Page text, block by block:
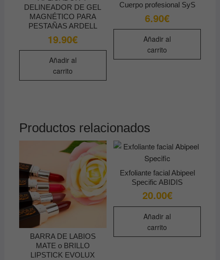
DELINEADOR DE GEL
MAGNÉTICO PARA
PESTAÑAS ARDELL
19.90€
Añadir al
carrito
Cuerpo profesional SyS
6.90€
Añadir al
carrito
Productos relacionados
BARRA DE LABIOS
MATE o BRILLO
LIPSTICK EVOLUX
Exfoliante facial Abipeel
Specific ABIDIS
20.00€
Añadir al
carrito